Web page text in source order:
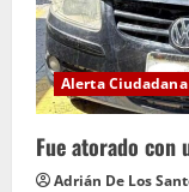
Alerta Ciudadana
Fue atorado con
Adrián De Los